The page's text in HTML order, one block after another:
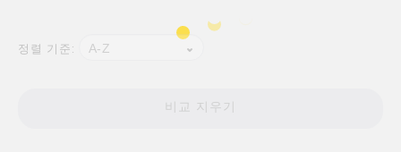
정렬 기준: A-Z
비교 지우기